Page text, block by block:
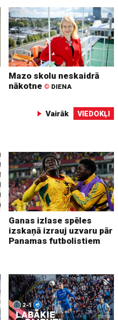
Mazo skolu neskaidrā
nākotne © DIENA
Vairāk VIEDOKĻI
Ganas izlase spēles
izskaņā izrauj uzvaru pār
Panamas futbolistiem